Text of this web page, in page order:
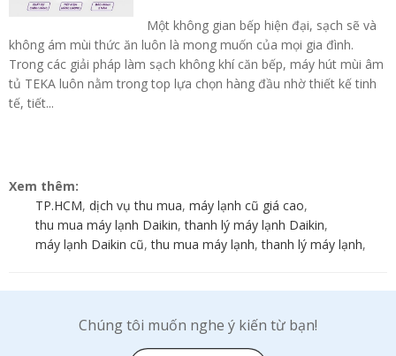
Một không gian bếp hiện đại, sạch sẽ và
không ám mùi thức ăn luôn là mong muốn của mọi gia đình.
Trong các giải pháp làm sạch không khí căn bếp, máy hút mùi âm
tủ TEKA luôn nằm trong top lựa chọn hàng đầu nhờ thiết kế tinh
tế, tiết...
Xem thêm:
TP.HCM, dịch vụ thu mua, máy lạnh cũ giá cao,
thu mua máy lạnh Daikin, thanh lý máy lạnh Daikin,
máy lạnh Daikin cũ, thu mua máy lạnh, thanh lý máy lạnh,
Chúng tôi muốn nghe ý kiến từ bạn!